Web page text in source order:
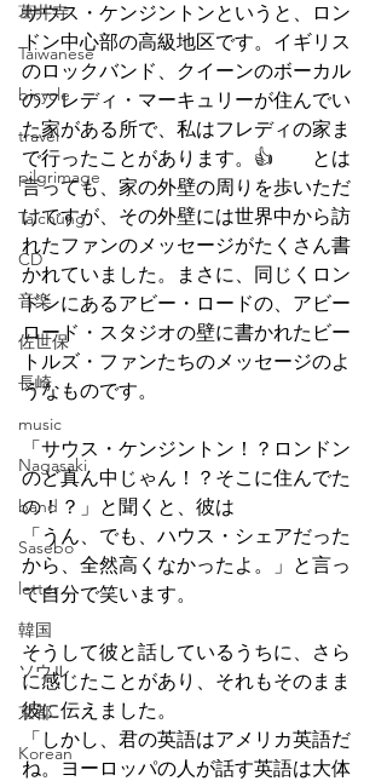
葛井寺
Taiwanese
bicycle
travel
pilgrimage
Taichung
CD
音楽
佐世保
長崎
music
Nagasaki
band
Sasebo
letter
韓国
ソウル
京都
Korean
サウス・ケンジントンというと、ロン
ドン中心部の高級地区です。イギリス
のロックバンド、クイーンのボーカル
のフレディ・マーキュリーが住んでい
た家がある所で、私はフレディの家ま
で行ったことがあります。👍	とは
言っても、家の外壁の周りを歩いただ
けですが、その外壁には世界中から訪
れたファンのメッセージがたくさん書
かれていました。まさに、同じくロン
ドンにあるアビー・ロードの、アビー
ロード・スタジオの壁に書かれたビー
トルズ・ファンたちのメッセージのよ
うなものです。
「サウス・ケンジントン！？ロンドン
のど真ん中じゃん！？そこに住んでた
の！？」と聞くと、彼は
「うん、でも、ハウス・シェアだった
から、全然高くなかったよ。」と言っ
て自分で笑います。
そうして彼と話しているうちに、さら
に感じたことがあり、それもそのまま
彼に伝えました。
「しかし、君の英語はアメリカ英語だ
ね。ヨーロッパの人が話す英語は大体